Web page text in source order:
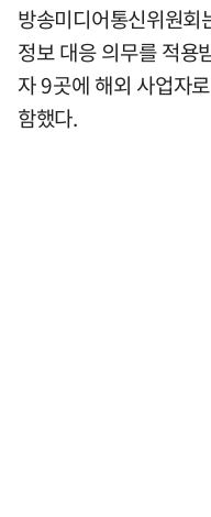
방송미디어통신위원
정보 대응 의무를 적용
자 9곳에 해외 사업자
함했다.